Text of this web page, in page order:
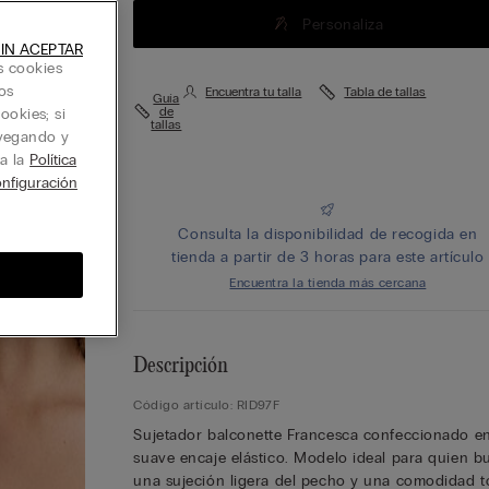
Personaliza
Guía
de
tallas
Encuentra tu talla Tabla de tallas
Consulta la disponibilidad de recogida en
tienda a partir de 3 horas para este artículo
Encuentra la tienda más cercana
Descripción
Código artículo: RID97F
Sujetador balconette Francesca confeccionado
suave encaje elástico. Modelo ideal para quien
una sujeción ligera del pecho y una comodidad
cookies
si
y
la Política
ACEPTAR